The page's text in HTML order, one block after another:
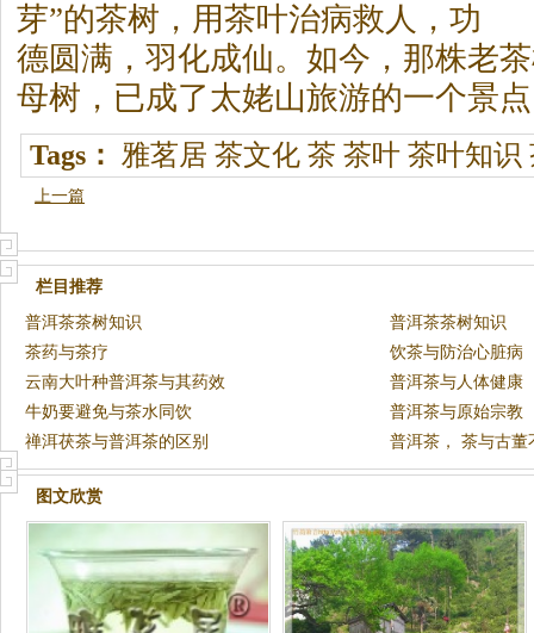
芽”的茶树，用茶叶治病救人，功
德圆满，羽化成仙。如今，那株老
母树，已成了太姥山旅游的一个景
Tags： 雅茗居 茶文化 茶 茶叶 茶叶知识
上一篇
栏目推荐
普洱茶茶树知识
普洱茶茶树知识
茶药与茶疗
饮茶与防治心脏病
云南大叶种普洱茶与其药效
普洱茶与人体健康
牛奶要避免与茶水同饮
普洱茶与原始宗教
禅洱茯茶与普洱茶的区别
普洱茶， 茶与古董
图文欣赏